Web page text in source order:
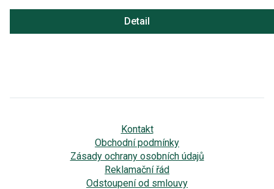
Detail
Kontakt
Obchodní podmínky
Zásady ochrany osobních údajů
Reklamační řád
Odstoupení od smlouvy